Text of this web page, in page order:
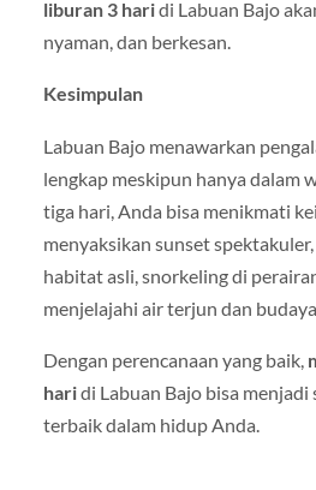
liburan 3 haridi Labuan Bajo
nyaman, dan berkesan.
Kesimpulan
Labuan Bajo menawarkan
lengkap meskipun hanya dalam
tiga hari, Anda bisa menikmati
menyaksikan sunset
habitat asli, snorkeling di
menjelajahi air terjun dan
Dengan perencanaan yang baik,
haridi Labuan Bajo bisa menjadi
terbaik dalam hidup Anda.